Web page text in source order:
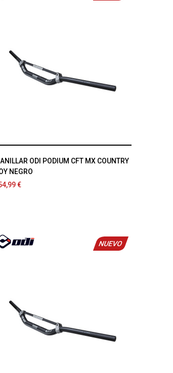
ODI PODIUM CFT MX COUNTRY
NEGRO
€
NUEVO